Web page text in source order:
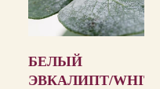
БЕЛЫЙ
ЭВКАЛИПТ/